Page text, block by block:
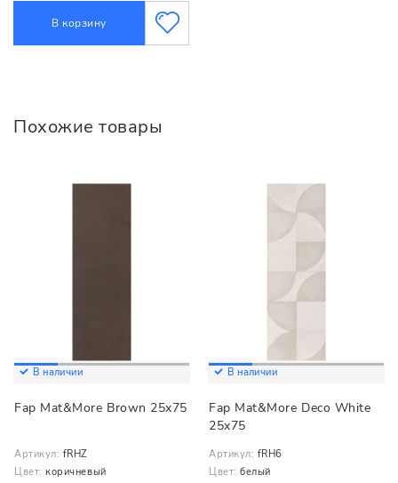
В корзину
Похожие товары
В наличии
Fap Mat&More Brown 25x75
Артикул: fRHZ
Цвет: коричневый
В наличии
Fap Mat&More Deco White
25x75
Артикул: fRH6
Цвет: белый